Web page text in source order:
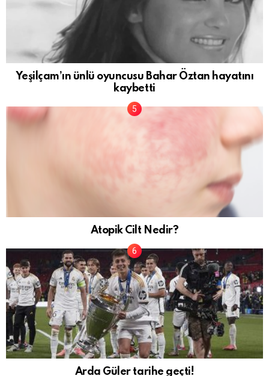
Yeşilçam’ın ünlü oyuncusu Bahar Öztan hayatını
kaybetti
Atopik Cilt Nedir?
Arda Güler tarihe geçti!